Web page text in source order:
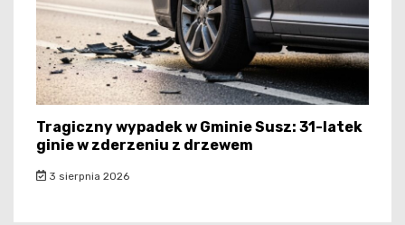
Tragiczny wypadek w Gminie Susz: 31-latek
ginie w zderzeniu z drzewem
3 sierpnia 2026